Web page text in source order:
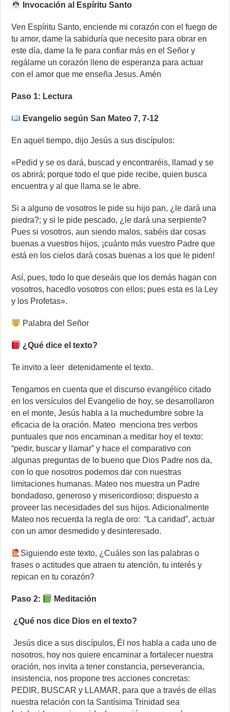
Invocación al Espíritu Santo
Ven Espíritu Santo, enciende mi corazón con el fuego de
tu amor, dame la sabiduría que necesito para obrar en
este día, dame la fe para confiar más en el Señor y
regálame un corazón lleno de esperanza para actuar
con el amor que me enseña Jesus. Amén
Paso 1: Lectura
Evangelio según San Mateo 7, 7-12
En aquel tiempo, dijo Jesús a sus discípulos:
«Pedid y se os dará, buscad y encontraréis, llamad y se
os abrirá; porque todo el que pide recibe, quien busca
encuentra y al que llama se le abre.
Si a alguno de vosotros le pide su hijo pan, ¿le dará una
piedra?; y si le pide pescado, ¿le dará una serpiente?
Pues si vosotros, aun siendo malos, sabéis dar cosas
buenas a vuestros hijos, ¡cuánto más vuestro Padre que
está en los cielos dará cosas buenas a los que le piden!
Así, pues, todo lo que deseáis que los demás hagan con
vosotros, hacedlo vosotros con ellos; pues esta es la Ley
y los Profetas».
Palabra del Señor
¿Qué dice el texto?
Te invito a leer detenidamente el texto.
Tengamos en cuenta que el discurso evangélico citado
en los versículos del Evangelio de hoy, se desarrollaron
en el monte, Jesús habla a la muchedumbre sobre la
eficacia de la oración. Mateo menciona tres verbos
puntuales que nos encaminan a meditar hoy el texto:
“pedir, buscar y llamar” y hace el comparativo con
algunas preguntas de lo bueno que Dios Padre nos da,
con lo que nosotros podemos dar con nuestras
limitaciones humanas. Mateo nos muestra un Padre
bondadoso, generoso y misericordioso; dispuesto a
proveer las necesidades del sus hijos. Adicionalmente
Mateo nos recuerda la regla de oro: “La caridad”, actuar
con un amor desmedido y desinteresado.
Siguiendo este texto, ¿Cuáles son las palabras o
frases o actitudes que atraen tu atención, tu interés y
repican en tu corazón?
Paso 2: Meditación
¿Qué nos dice Dios en el texto?
Jesús dice a sus discípulos, Él nos habla a cada uno de
nosotros, hoy nos quiere encaminar a fortalecer nuestra
oración, nos invita a tener constancia, perseverancia,
insistencia, nos propone tres acciones concretas:
PEDIR, BUSCAR y LLAMAR, para que a través de ellas
nuestra relación con la Santísima Trinidad sea